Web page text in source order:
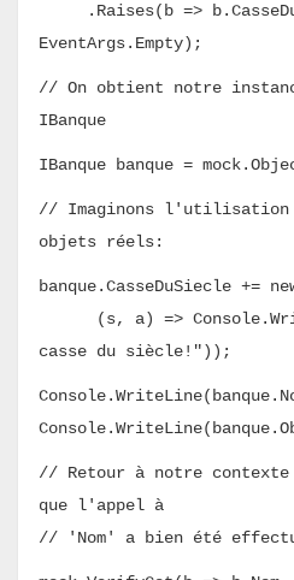
.Raises(b =>
EventArgs.Empty);
// On obtient notre
IBanque
IBanque banque =
// Imaginons l'utilisation
objets réels:
banque.CasseDuSiecle +=
(s, a) =>
casse du siècle!") );
// Retour à notre
que l'appel à
// 'Nom' a bien été